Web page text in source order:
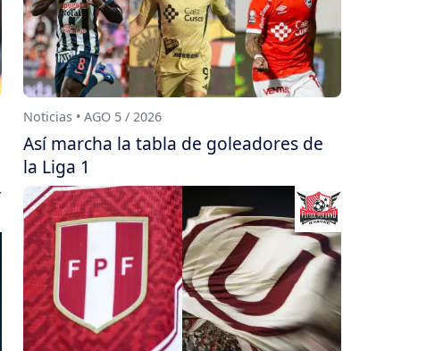
Noticias • AGO 5 / 2026
Así marcha la tabla de goleadores de
la Liga 1